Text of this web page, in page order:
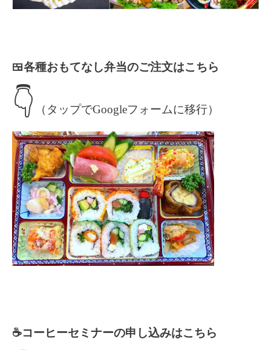
🍱各種おもてなし弁当のご注文はこちら
👇 （タップでGoogleフォームに移行）
☕️コーヒーセミナーの申し込みはこちら